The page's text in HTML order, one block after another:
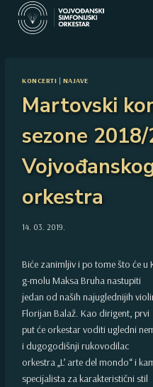
KONCERTI NAJAVE
Martovski
sezone
orkestra
14. 03. 2019.
Biće zanimljiv i po tome što će
g-molu Maksa Bruha nastupiti
jedan od naših najuglednijih
Florijan Balaž. Kao dirigent, prvi
put će orkestar voditi ugledni
i dugogodišnji rukovodilac
orkestra „L’ arte del mondo“ i
specijalista za karakteristični stil